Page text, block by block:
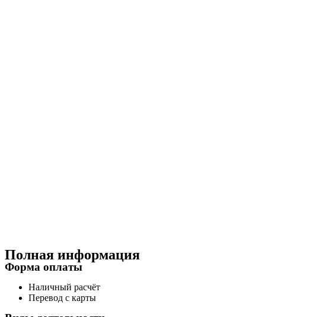
Полная информация
Форма оплаты
Наличный расчёт
Перевод с карты